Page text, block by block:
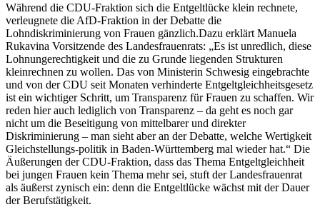
Während die CDU-Fraktion sich die Entgeltlücke klein rechnete,
verleugnete die AfD-Fraktion in der Debatte die
Lohndiskriminierung von Frauen gänzlich.Dazu erklärt Manuela
Rukavina Vorsitzende des Landesfrauenrats: „Es ist unredlich, diese
Lohnungerechtigkeit und die zu Grunde liegenden Strukturen
kleinrechnen zu wollen. Das von Ministerin Schwesig eingebrachte
und von der CDU seit Monaten verhinderte Entgeltgleichheitsgesetz
ist ein wichtiger Schritt, um Transparenz für Frauen zu schaffen. Wir
reden hier auch lediglich von Transparenz – da geht es noch gar
nicht um die Beseitigung von mittelbarer und direkter
Diskriminierung – man sieht aber an der Debatte, welche Wertigkeit
Gleichstellungs-politik in Baden-Württemberg mal wieder hat.“ Die
Äußerungen der CDU-Fraktion, dass das Thema Entgeltgleichheit
bei jungen Frauen kein Thema mehr sei, stuft der Landesfrauenrat
als äußerst zynisch ein: denn die Entgeltlücke wächst mit der Dauer
der Berufstätigkeit.